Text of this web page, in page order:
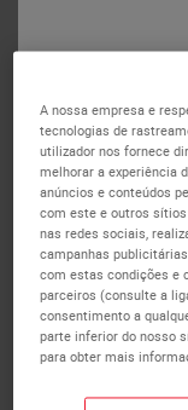
Corantes
O EA-50 é um
principalmente
citoplasmática de
A nossa empresa e
tecnologias de
utilizador nos fornece
melhorar a experiência
anúncios e conteúdos
com este e outros
nas redes sociais,
campanhas
com estas condições e
parceiros (consulte a
consentimento a
parte inferior do nosso
para obter mais